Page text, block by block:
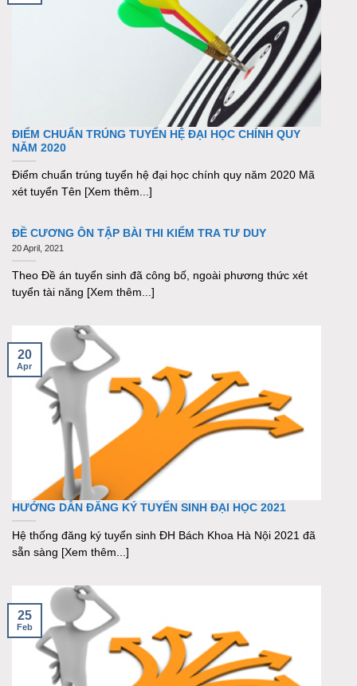
ĐIỂM CHUẨN TRÚNG TUYỂN HỆ ĐẠI HỌC CHÍNH QUY
NĂM 2020
Điểm chuẩn trúng tuyển hệ đại học chính quy năm 2020 Mã
xét tuyển Tên [Xem thêm...]
ĐỀ CƯƠNG ÔN TẬP BÀI THI KIỂM TRA TƯ DUY
20 April, 2021
Theo Đề án tuyển sinh đã công bố, ngoài phương thức xét
tuyển tài năng [Xem thêm...]
HƯỚNG DẪN ĐĂNG KÝ TUYỂN SINH ĐẠI HỌC 2021
Hệ thống đăng ký tuyển sinh ĐH Bách Khoa Hà Nội 2021 đã
sẵn sàng [Xem thêm...]
20
Apr
25
Feb